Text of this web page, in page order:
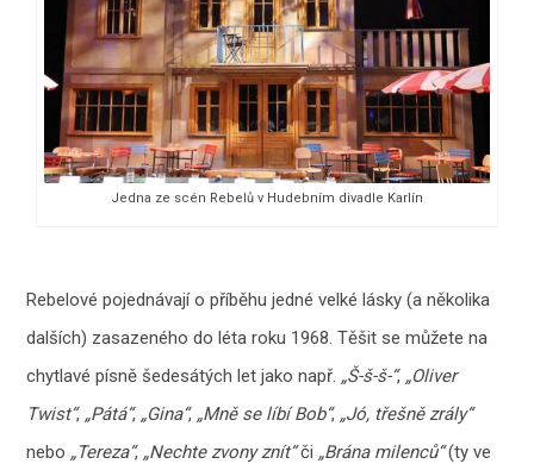
Jedna ze scén Rebelů v Hudebním divadle Karlín
Rebelové pojednávají o příběhu jedné velké lásky (a několika
dalších) zasazeného do léta roku 1968. Těšit se můžete na
chytlavé písně šedesátých let jako např. „Š-š-š-“, „Oliver
Twist“, „Pátá“, „Gina“, „Mně se líbí Bob“, „Jó, třešně zrály“
nebo „Tereza“, „Nechte zvony znít“či „Brána milenců“(ty ve